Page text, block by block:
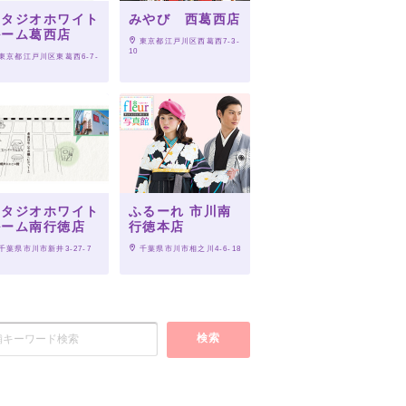
ジオホワイト
ム葛西店
京都江戸川区東葛西6-7-
みやび 西葛西店
東京都江戸川区西葛西7-3-
10
ジオホワイト
ム南行徳店
葉県市川市新井3-27-7
ふるーれ 市川南
行徳本店
千葉県市川市相之川4-6-18
検索